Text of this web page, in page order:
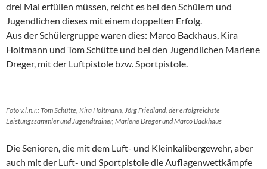
drei Mal erfüllen müssen, reicht es bei den Schülern und
Jugendlichen dieses mit einem doppelten Erfolg.
Aus der Schülergruppe waren dies: Marco Backhaus, Kira
Holtmann und Tom Schütte und bei den Jugendlichen Marlene
Dreger, mit der Luftpistole bzw. Sportpistole.
Foto v.l.n.r.: Tom Schütte, Kira Holtmann, Jörg Friedland, der erfolgreichste
Leistungssammler und Jugendtrainer, Marlene Dreger und Marco Backhaus
Die Senioren, die mit dem Luft- und Kleinkalibergewehr, aber
auch mit der Luft- und Sportpistole die Auflagenwettkämpfe